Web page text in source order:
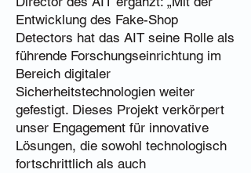
Entwicklung des Fake-Shop
Detectors hat das AIT seine Rolle als
führende Forschungseinrichtung im
Bereich digitaler
Sicherheitstechnologien weiter
gefestigt. Dieses Projekt verkörpert
unser Engagement für innovative
Lösungen, die sowohl technologisch
fortschrittlich als auch